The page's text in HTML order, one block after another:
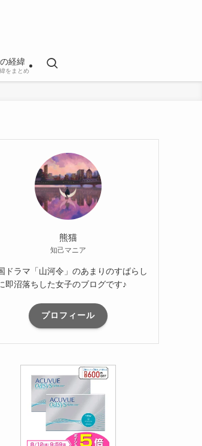
経緯
をまとめ
熊猫
知己マニア
ドラマ「山河令」のあまりのすばらし
即沼落ちした女子のブログです♪
プロフィール